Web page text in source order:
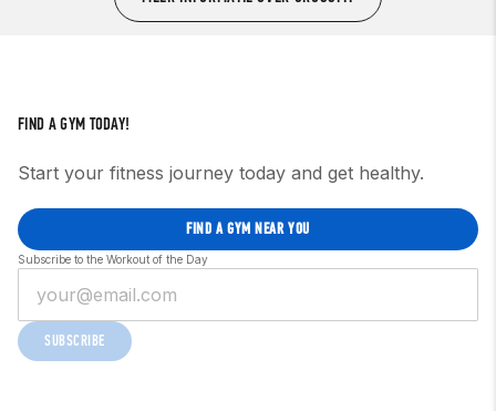
FIND A GYM TODAY!
Start your fitness journey today and get healthy.
FIND A GYM NEAR YOU
Subscribe to the Workout of the Day
SUBSCRIBE